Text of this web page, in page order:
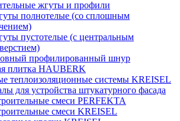
жгуты и профили
полнотелые (со сплошным
пустотелые (с центральным
профилированный шнур
плитка HAUBERK
теплоизоляционные системы KREISEL
для устройства штукатурного фасада
смеси PERFEKTA
смеси KREISEL